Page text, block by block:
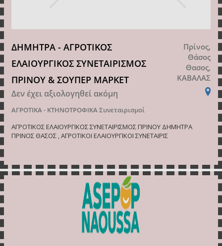
ΔΗΜΗΤΡΑ - ΑΓΡΟΤΙΚΟΣ
ΕΛΑΙΟΥΡΓΙΚΟΣ ΣΥΝΕΤΑΙΡΙΣΜΟΣ
ΠΡΙΝΟΥ & ΣΟΥΠΕΡ ΜΑΡΚΕΤ
Δεν έχει αξιολογηθεί ακόμη
ΑΓΡΟΤΙΚΑ - ΚΤΗΝΟΤΡΟΦΙΚΑΣυνεταιρισμοί
Πρίνος,
Θάσος
Θασος,
ΚΑΒΑΛΑΣ
ΑΓΡΟΤΙΚΟΣ ΕΛΑΙΟΥΡΓΙΚΟΣ ΣΥΝΕΤΑΙΡΙΣΜΟΣ ΠΡΙΝΟΥ ΔΗΜΗΤΡΑ
ΠΡΙΝΟΣ ΘΑΣΟΣ , ΑΓΡΟΤΙΚΟΙ ΕΛΑΙΟΥΡΓΙΚΟΙ ΣΥΝΕΤΑΙΡΙΣ